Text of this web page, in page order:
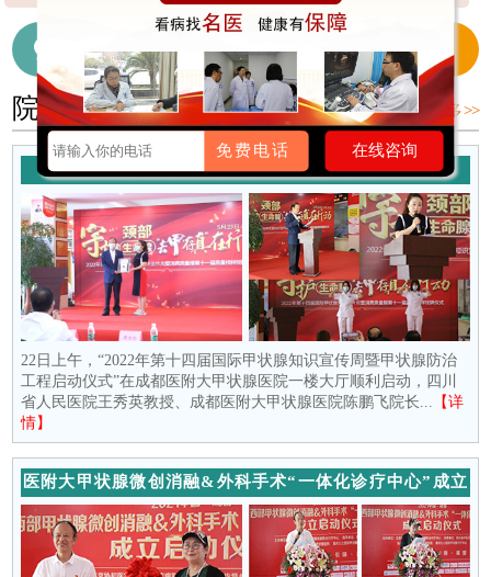
在线咨询医生 028-65718655
院内新闻 更多 >>
守护颈部生命腺 去“甲”存真在行动
22日上午，“2022年第十四届国际甲状腺知识宣传周暨甲状腺防治
工程启动仪式”在成都医附大甲状腺医院一楼大厅顺利启动，四川
省人民医院王秀英教授、成都医附大甲状腺医院陈鹏飞院长...
【详
情】
医附大甲状腺微创消融&外科手术“一体化诊疗中心”成立
免费电话 在线咨询